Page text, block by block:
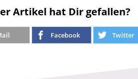
Artikel hat Dir gefallen?
Facebook Twitter
I❶I Schnell